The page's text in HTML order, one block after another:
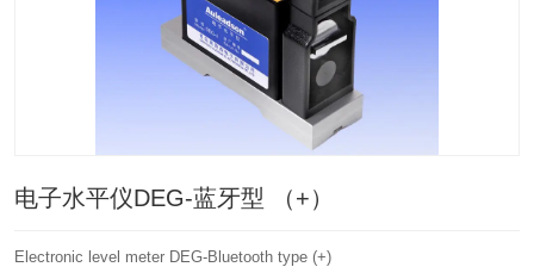
电子水平仪DEG-蓝牙型 （+）
Electronic level meter DEG-Bluetooth type (+)